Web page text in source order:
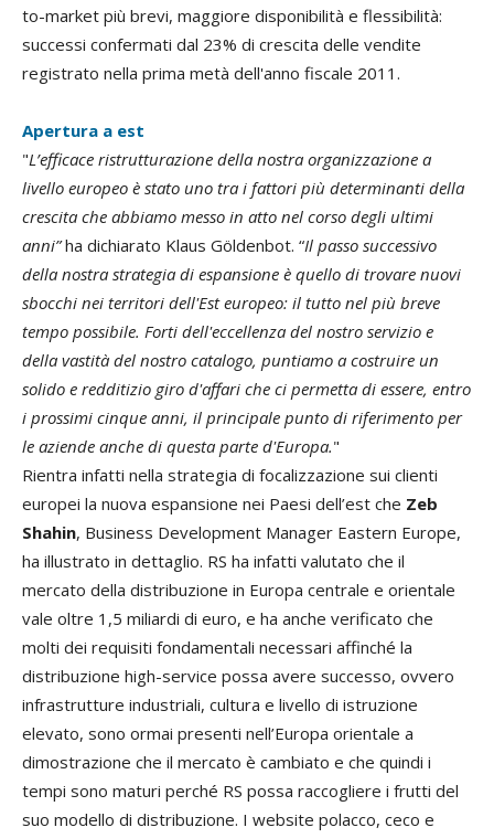
to-market più brevi, maggiore disponibilità e flessibilità:
successi confermati dal 23% di crescita delle vendite
registrato nella prima metà dell'anno fiscale 2011.
Apertura a est
"L’efficace ristrutturazione della nostra organizzazione a
livello europeo è stato uno tra i fattori più determinanti della
crescita che abbiamo messo in atto nel corso degli ultimi
anni”ha dichiarato Klaus Göldenbot. “Il passo successivo
della nostra strategia di espansione è quello di trovare nuovi
sbocchi nei territori dell'Est europeo: il tutto nel più breve
tempo possibile. Forti dell'eccellenza del nostro servizio e
della vastità del nostro catalogo, puntiamo a costruire un
solido e redditizio giro d'affari che ci permetta di essere, entro
i prossimi cinque anni, il principale punto di riferimento per
le aziende anche di questa parte d'Europa."
Rientra infatti nella strategia di focalizzazione sui clienti
europei la nuova espansione nei Paesi dell’est che Zeb
Shahin, Business Development Manager Eastern Europe,
ha illustrato in dettaglio. RS ha infatti valutato che il
mercato della distribuzione in Europa centrale e orientale
vale oltre 1,5 miliardi di euro, e ha anche verificato che
molti dei requisiti fondamentali necessari affinché la
distribuzione high-service possa avere successo, ovvero
infrastrutture industriali, cultura e livello di istruzione
elevato, sono ormai presenti nell’Europa orientale a
dimostrazione che il mercato è cambiato e che quindi i
tempi sono maturi perché RS possa raccogliere i frutti del
suo modello di distribuzione. I website polacco, ceco e